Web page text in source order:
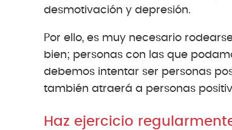
desmotivación y depresión.
Por ello, es muy necesario
bien; personas con las que
debemos intentar ser personas
también atraerá a personas
Haz ejercicio